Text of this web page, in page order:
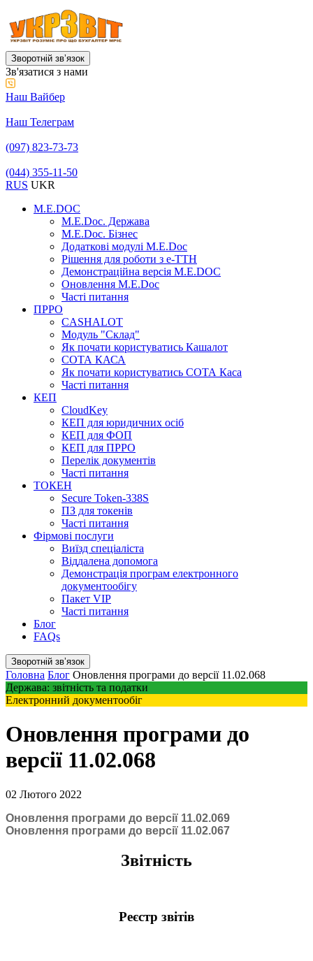
Зворотній звʼязок
Зв'язатися з нами
Наш Вайбер
Наш Телеграм
(097) 823-73-73
(044) 355-11-50
RUS UKR
M.E.DOC
M.E.Doc. Держава
M.E.Doc. Бізнес
Додаткові модулі M.E.Doc
Рішення для роботи з е-ТТН
Демонстраційна версія M.E.DOC
Оновлення M.E.Doc
Часті питання
ПРРО
CASHALOT
Модуль "Склад"
Як почати користуватись Кашалот
СОТА КАСА
Як почати користуватись СОТА Каса
Часті питання
КЕП
CloudKey
КЕП для юридичних осіб
КЕП для ФОП
КЕП для ПРРО
Перелік документів
Часті питання
ТОКЕН
Secure Token-338S
ПЗ для токенів
Часті питання
Фірмові послуги
Виїзд спеціаліста
Віддалена допомога
Демонстрація програм електронного
документообігу
Пакет VIP
Часті питання
Блог
FAQs
Зворотній звʼязок
Головна Блог Оновлення програми до версії 11.02.068
Держава: звітність та податки
Електронний документообіг
Оновлення програми до
версії 11.02.068
02 Лютого 2022
Оновлення програми до версії 11.02.069
Оновлення програми до версії 11.02.067
Звітність
Реєстр звітів